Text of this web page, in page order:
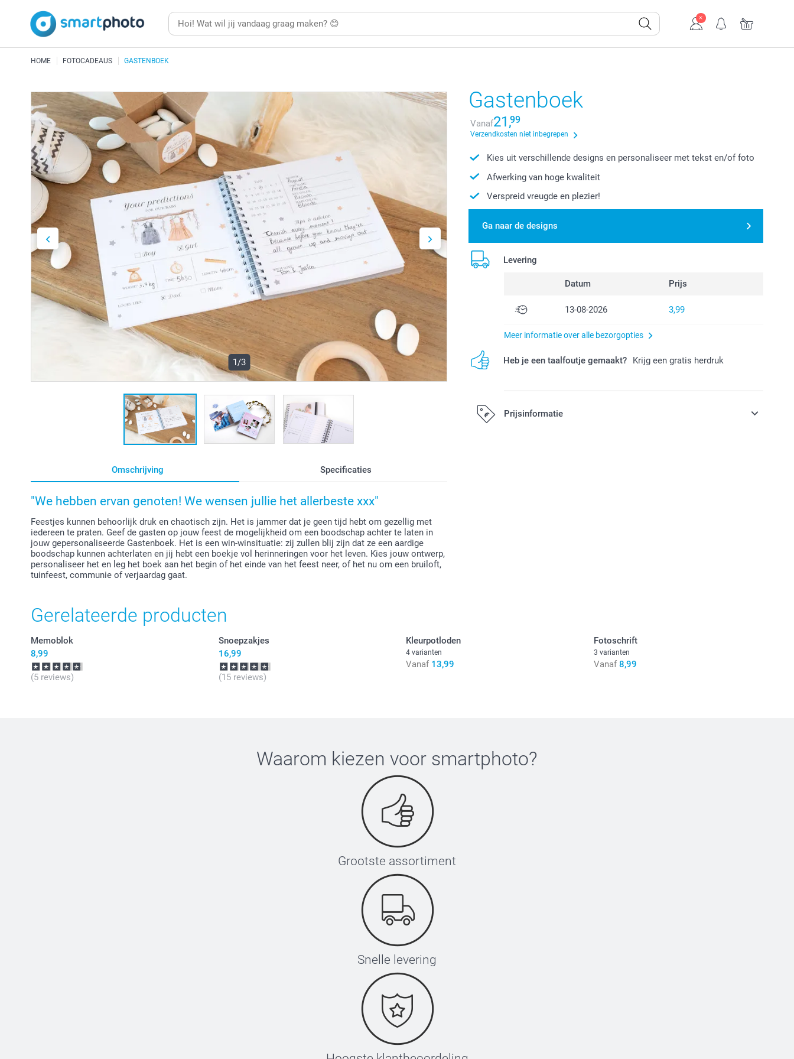
HOME FOTOCADEAUS GASTENBOEK
1/3
Omschrijving Specificaties
"We hebben ervan genoten! We wensen jullie het allerbeste xxx"
Feestjes kunnen behoorlijk druk en chaotisch zijn. Het is jammer dat je geen tijd hebt om gezellig met
iedereen te praten. Geef de gasten op jouw feest de mogelijkheid om een boodschap achter te laten in
jouw gepersonaliseerde Gastenboek. Het is een win-winsituatie: zij zullen blij zijn dat ze een aardige
boodschap kunnen achterlaten en jij hebt een boekje vol herinneringen voor het leven. Kies jouw ontwerp,
personaliseer het en leg het boek aan het begin of het einde van het feest neer, of het nu om een bruiloft,
tuinfeest, communie of verjaardag gaat.
Gastenboek
Vanaf21,99
Verzendkosten niet inbegrepen
Kies uit verschillende designs en personaliseer met tekst en/of foto
Afwerking van hoge kwaliteit
Verspreid vreugde en plezier!
Ga naar de designs
Levering
Datum Prijs
13-08-2026 3,99
Meer informatie over alle bezorgopties
Heb je een taalfoutje gemaakt? Krijg een gratis herdruk
Prijsinformatie
Gerelateerde producten
Memoblok
8,99
(5 reviews)
Snoepzakjes
16,99
(15 reviews)
Kleurpotloden
4 varianten
Vanaf 13,99
Fotoschrift
3 varianten
Vanaf 8,99
Waarom kiezen voor smartphoto?
Grootste assortiment
Snelle levering